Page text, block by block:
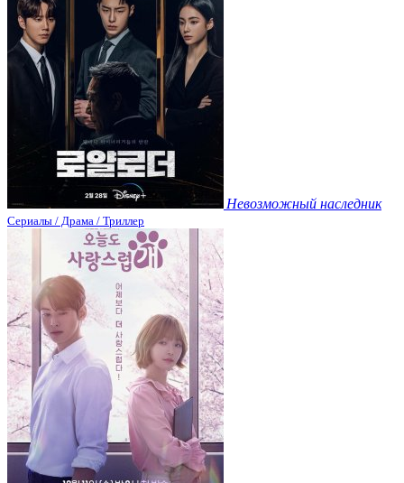
Невозможный наследник
Сериалы / Драма / Триллер